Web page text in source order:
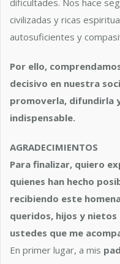
civilizadas y ricas
autosuficientes y
Por ello,
decisivo en nuestra
promoverla, difundirla
indispensable.
AGRADECIMIENTOS
Para finalizar, quiero
quienes han hecho
recibiendo este
queridos, hijos y
ustedes que me
En primer lugar, a mis